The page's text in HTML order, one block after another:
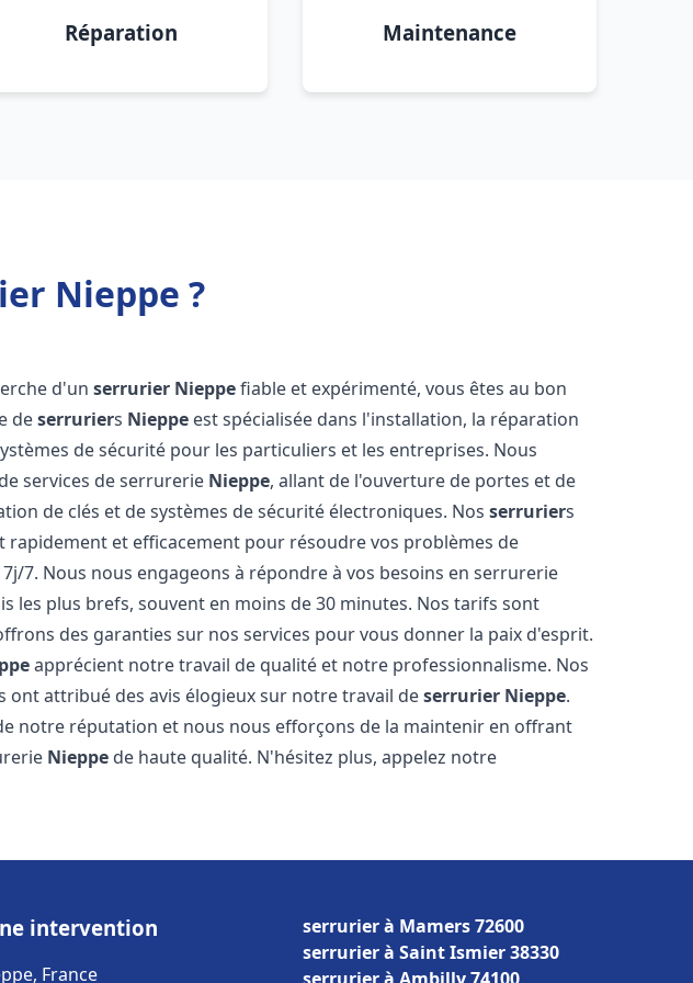
Réparation Maintenance
Nieppe ?
d'unserrurier Nieppefiable et expérimenté, vous êtes au bon
deserruriers Nieppe est spécialisée dans l'installation, la réparation
de sécurité pour les particuliers et les entreprises. Nous
services de serrurerie Nieppe, allant de l'ouverture de portes et de
de clés et de systèmes de sécurité électroniques. Nosserruriers
rapidement et efficacement pour résoudre vos problèmes de
7. Nous nous engageons à répondre à vos besoins en serrurerie
les plus brefs, souvent en moins de 30 minutes. Nos tarifs sont
des garanties sur nos services pour vous donner la paix d'esprit.
apprécient notre travail de qualité et notre professionnalisme. Nos
ont attribué des avis élogieux sur notre travail deserrurier Nieppe.
notre réputation et nous nous efforçons de la maintenir en offrant
Nieppe de haute qualité. N'hésitez plus, appelez notre
intervention
France
serrurier à Mamers 72600
serrurier à Saint Ismier 38330